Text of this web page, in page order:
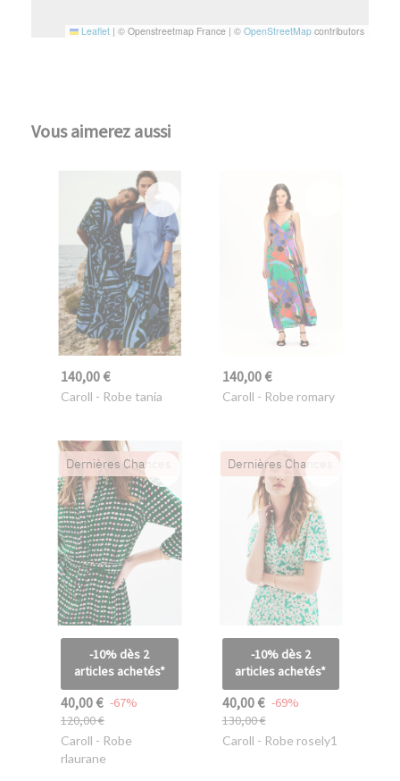
Leaflet | © Openstreetmap France | © OpenStreetMap contributors
Vous aimerez aussi
140,00 €
Caroll - Robe tania
140,00 €
Caroll - Robe romary
Dernières Chances
-10% dès 2
articles achetés*
40,00 €
120,00 €
-67%
Caroll - Robe
rlaurane
Dernières Chances
-10% dès 2
articles achetés*
40,00 €
130,00 €
-69%
Caroll - Robe rosely1